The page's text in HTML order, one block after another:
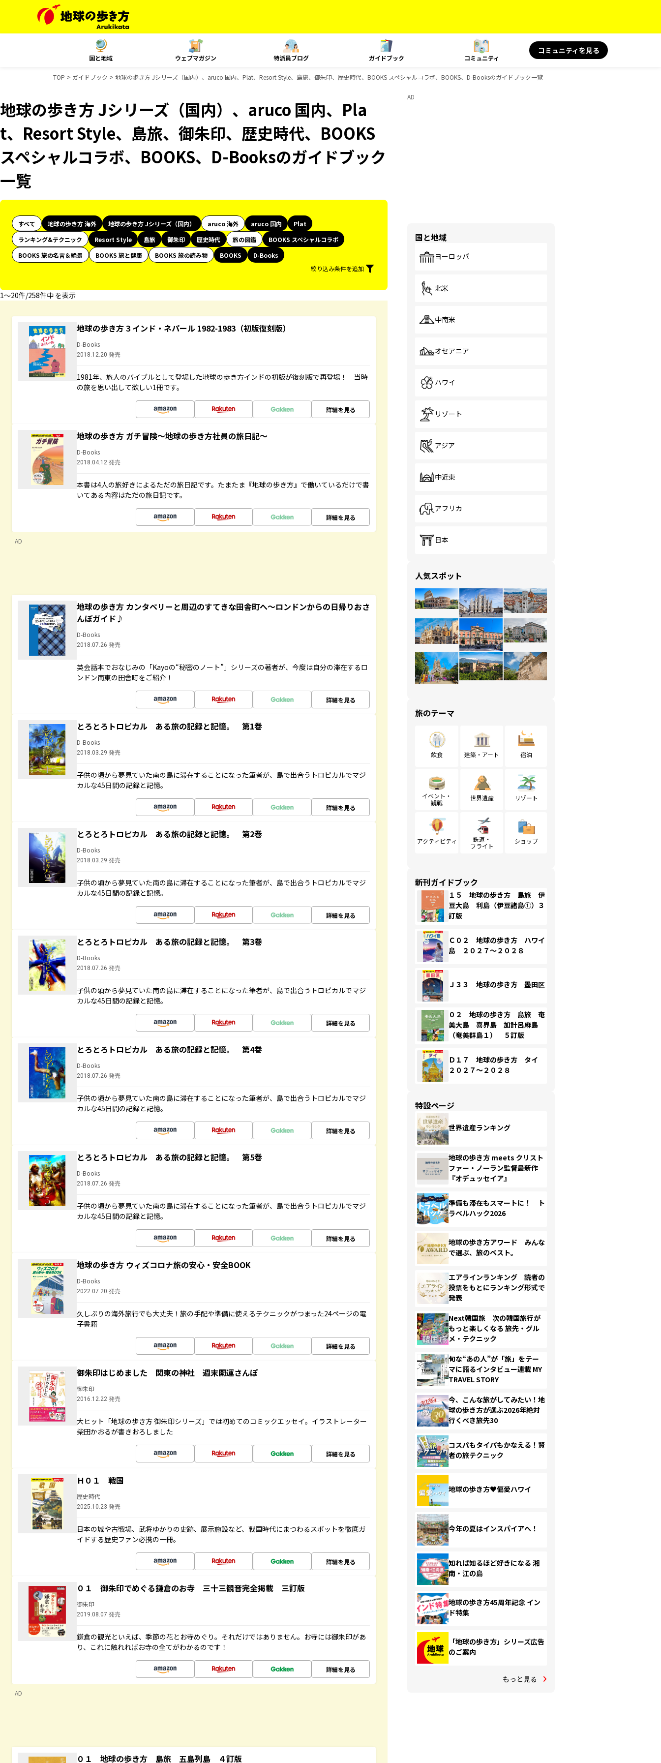
国と地域 ウェブマガジン 特派員ブログ ガイドブック コミュニティ
コミュニティを見る
TOP ガイドブック 地球の歩き方 Jシリーズ（国内）、aruco 国内、Plat、Resort Style、島旅、御朱印、歴史時代、BOOKS スペシャルコラボ、BOOKS、D-Booksのガイドブック一覧
地球の歩き方 Jシリーズ（国内）、aruco 国内、Pla
t、Resort Style、島旅、御朱印、歴史時代、BOOKS
スペシャルコラボ、BOOKS、D-Booksのガイドブック
一覧
すべて 地球の歩き方 海外 地球の歩き方 Jシリーズ（国内） aruco 海外 aruco 国内
Plat
ランキング&テクニック
Resort Style 島旅 御朱印 歴史時代 旅の図鑑
BOOKS スペシャルコラボ
BOOKS 旅の名言＆絶景
BOOKS 旅と健康 BOOKS 旅の読み物 BOOKS
D-Books
絞り込み条件を追加
1〜20件/258件中 を表示
地球の歩き方 3 インド・ネパール 1982-1983（初版復刻版）
D-Books
2018.12.20 発売
1981年、旅人のバイブルとして登場した地球の歩き方インドの初版が復刻版で再登場！ 当時
の旅を思い出して欲しい1冊です。
詳細を見る
地球の歩き方 ガチ冒険～地球の歩き方社員の旅日記～
D-Books
2018.04.12 発売
本書は4人の旅好きによるただの旅日記です。たまたま『地球の歩き方』で働いているだけで書
いてある内容はただの旅日記です。
詳細を見る
AD
地球の歩き方 カンタベリーと周辺のすてきな田舎町へ～ロンドンからの日帰りおさ
んぽガイド♪
D-Books
2018.07.26 発売
英会話本でおなじみの「Kayoの“秘密のノート”」シリーズの著者が、今度は自分の滞在するロ
ンドン南東の田舎町をご紹介！
詳細を見る
とろとろトロピカル ある旅の記録と記憶。 第1巻
D-Books
2018.03.29 発売
子供の頃から夢見ていた南の島に滞在することになった筆者が、島で出合うトロピカルでマジ
カルな45日間の記録と記憶。
詳細を見る
とろとろトロピカル ある旅の記録と記憶。 第2巻
D-Books
2018.03.29 発売
子供の頃から夢見ていた南の島に滞在することになった筆者が、島で出合うトロピカルでマジ
カルな45日間の記録と記憶。
詳細を見る
とろとろトロピカル ある旅の記録と記憶。 第3巻
D-Books
2018.07.26 発売
子供の頃から夢見ていた南の島に滞在することになった筆者が、島で出合うトロピカルでマジ
カルな45日間の記録と記憶。
詳細を見る
とろとろトロピカル ある旅の記録と記憶。 第4巻
D-Books
2018.07.26 発売
子供の頃から夢見ていた南の島に滞在することになった筆者が、島で出合うトロピカルでマジ
カルな45日間の記録と記憶。
詳細を見る
とろとろトロピカル ある旅の記録と記憶。 第5巻
D-Books
2018.07.26 発売
子供の頃から夢見ていた南の島に滞在することになった筆者が、島で出合うトロピカルでマジ
カルな45日間の記録と記憶。
詳細を見る
地球の歩き方 ウィズコロナ旅の安心・安全BOOK
D-Books
2022.07.20 発売
久しぶりの海外旅行でも大丈夫！旅の手配や準備に使えるテクニックがつまった24ページの電
子書籍
詳細を見る
御朱印はじめました 関東の神社 週末開運さんぽ
御朱印
2016.12.22 発売
大ヒット「地球の歩き方 御朱印シリーズ」では初めてのコミックエッセイ。イラストレーター
柴田かおるが書きおろしました
詳細を見る
Ｈ０１ 戦国
歴史時代
2025.10.23 発売
日本の城や古戦場、武将ゆかりの史跡、展示施設など、戦国時代にまつわるスポットを徹底ガ
イドする歴史ファン必携の一冊。
詳細を見る
０１ 御朱印でめぐる鎌倉のお寺 三十三観音完全掲載 三訂版
御朱印
2019.08.07 発売
鎌倉の観光といえば、季節の花とお寺めぐり。それだけではありません。お寺には御朱印があ
り、これに触れればお寺の全てがわかるのです！
詳細を見る
AD
０１ 地球の歩き方 島旅 五島列島 ４訂版
AD
国と地域
ヨーロッパ
北米
中南米
オセアニア
ハワイ
リゾート
アジア
中近東
アフリカ
日本
人気スポット
旅のテーマ
飲食 建築・アート 宿泊
イベント・
観戦
世界遺産 リゾート
アクティビティ
鉄道・
フライト
ショップ
新刊ガイドブック
１５ 地球の歩き方 島旅 伊
豆大島 利島（伊豆諸島①）３
訂版
Ｃ０２ 地球の歩き方 ハワイ
島 ２０２７～２０２８
Ｊ３３ 地球の歩き方 墨田区
０２ 地球の歩き方 島旅 奄
美大島 喜界島 加計呂麻島
（奄美群島１） ５訂版
Ｄ１７ 地球の歩き方 タイ
２０２７～２０２８
特設ページ
世界遺産ランキング
地球の歩き方 meets クリスト
ファー・ノーラン監督最新作
『オデュッセイア』
準備も滞在もスマートに！ ト
ラベルハック2026
地球の歩き方アワード みんな
で選ぶ、旅のベスト。
エアラインランキング 読者の
投票をもとにランキング形式で
発表
Next韓国旅 次の韓国旅行が
もっと楽しくなる 旅先・グル
メ・テクニック
旬な“あの人”が「旅」をテー
マに語るインタビュー連載 MY
TRAVEL STORY
今、こんな旅がしてみたい！地
球の歩き方が選ぶ2026年絶対
行くべき旅先30
コスパもタイパもかなえる！賢
者の旅テクニック
地球の歩き方♥偏愛ハワイ
今年の夏はインスパイアへ！
知れば知るほど好きになる 湘
南・江の島
地球の歩き方45周年記念 イン
ド特集
「地球の歩き方」シリーズ広告
のご案内
もっと見る